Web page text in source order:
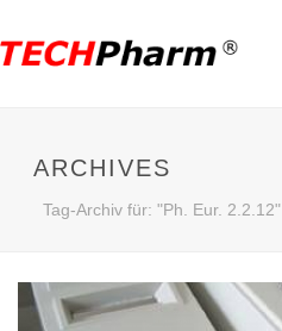
ARCHIVES
Tag-Archiv für: "Ph. Eur. 2.2.12"